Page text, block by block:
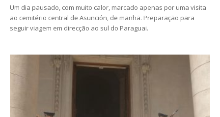
Um dia pausado, com muito calor, marcado apenas por uma visita
ao cemitério central de Asunción, de manhã. Preparação para
seguir viagem em direcção ao sul do Paraguai.